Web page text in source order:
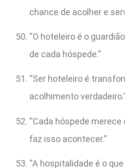
chance de acolher e
“O hoteleiro é o
de cada hóspede.”
“Ser hoteleiro é
acolhimento
“Cada hóspede
faz isso acontecer.”
“A hospitalidade é o